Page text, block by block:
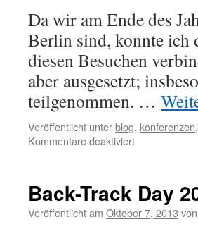
Da wir am Ende des
Berlin sind, konnte ich
diesen Besuchen
aber ausgesetzt;
teilgenommen. …
Veröffentlicht unterblog, konferenzen,
Kommentare deaktiviertfür
Congress
Back-Track Day
Veröffentlicht am Oktober 7, 2013 von